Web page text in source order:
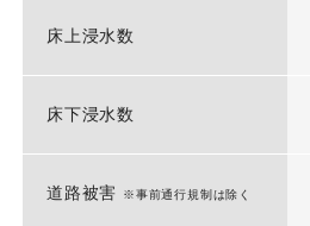
床上浸水数
床下浸水数
道路被害 ※事前通行規制は除く